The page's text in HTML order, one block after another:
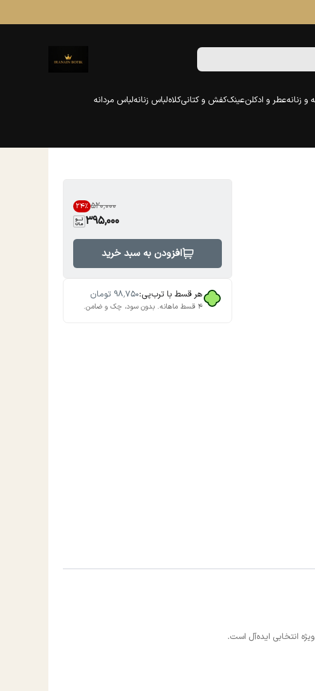
و زنانهعطر و ادکلنعینککفش و کتانیکلاهلباس زنانهلباس مردانه
۵۲۰٬۰۰۰ 24%
395,000
افزودن به سبد خرید
هر قسط با ترب‌پی:۹۸٬۷۵۰ تومان
۴ قسط ماهانه. بدون سود، چک و ضامن.